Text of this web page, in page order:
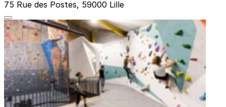
75 Rue des Postes, 59000 Lille